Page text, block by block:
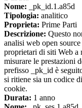
Nome: _pk_id.1.a85d
Tipologia: analitico
Proprieta: Prime Parti
Descrizione: Questo
analisi web open
proprietari di siti Web a
misurare le prestazioni
prefisso _pk_id è
si ritiene sia un codice
cookie.
Durata: 1 anno